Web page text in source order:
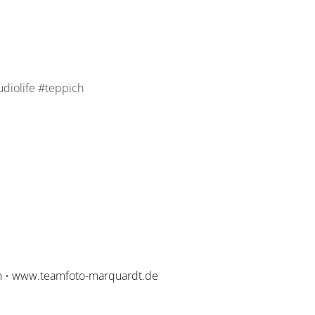
#teppich
• www.teamfoto-marquardt.de